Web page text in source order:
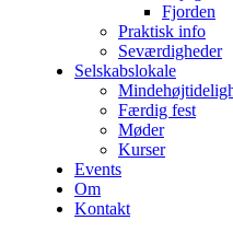
Fjorden
Praktisk info
Seværdigheder
Selskabslokale
Færdig fest
Møder
Kurser
Events
Om
Kontakt